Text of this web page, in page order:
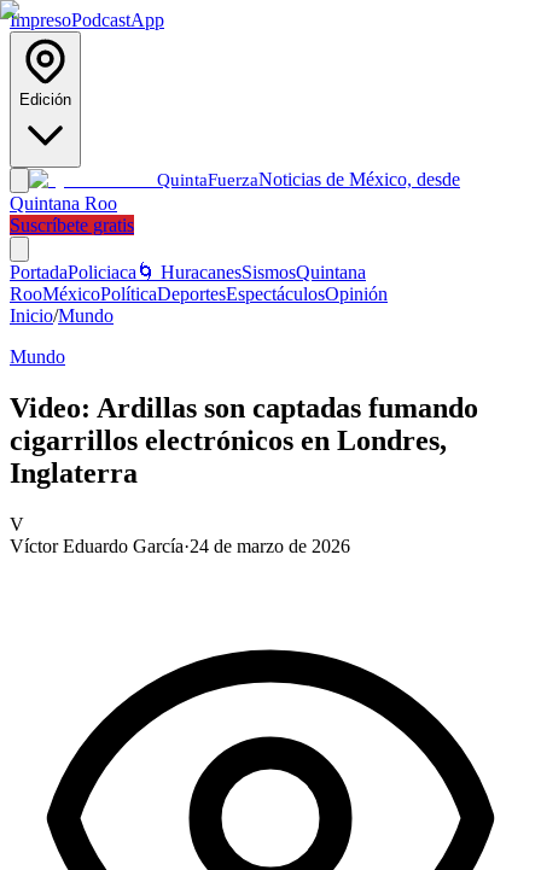
ImpresoPodcastApp
Edición
QuintaFuerzaNoticias de México, desde
Quintana Roo
Suscríbete gratis
PortadaPoliciaca 🌀 HuracanesSismosQuintana
RooMéxicoPolíticaDeportesEspectáculosOpinión
Inicio/Mundo
Mundo
Video: Ardillas son captadas fumando
cigarrillos electrónicos en Londres,
Inglaterra
V
Víctor Eduardo García·24 de marzo de 2026